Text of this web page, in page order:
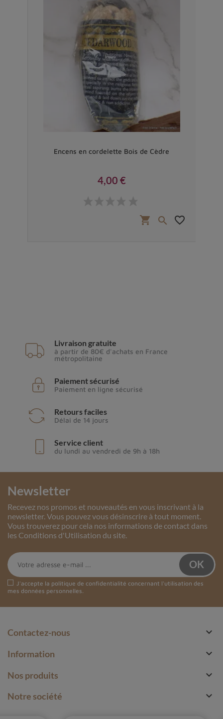
Encens en cordelette Bois de Cèdre
4,00 €
shopping_cart  favorite_border
Livraison gratuite
à partir de 80€ d'achats en France
métropolitaine
Paiement sécurisé
Paiement en ligne sécurisé
Retours faciles
Délai de 14 jours
Service client
du lundi au vendredi de 9h à 18h
Newsletter
Recevez nos promos et nouveautés en vous inscrivant à la
newsletter. Vous pouvez vous désinscrire à tout moment.
Vous trouverez pour cela nos informations de contact dans
les Conditions d'Utilisation du site.
J'accepte la politique de confidentialité concernant l'utilisation des
mes données personnelles.
Contactez-nous 
Information 
Nos produits 
Notre société 